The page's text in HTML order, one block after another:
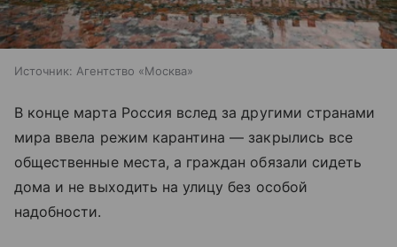
Источник: Агентство «Москва»
В конце марта Россия вслед за другими странами
мира ввела режим карантина — закрылись все
общественные места, а граждан обязали сидеть
дома и не выходить на улицу без особой
надобности.